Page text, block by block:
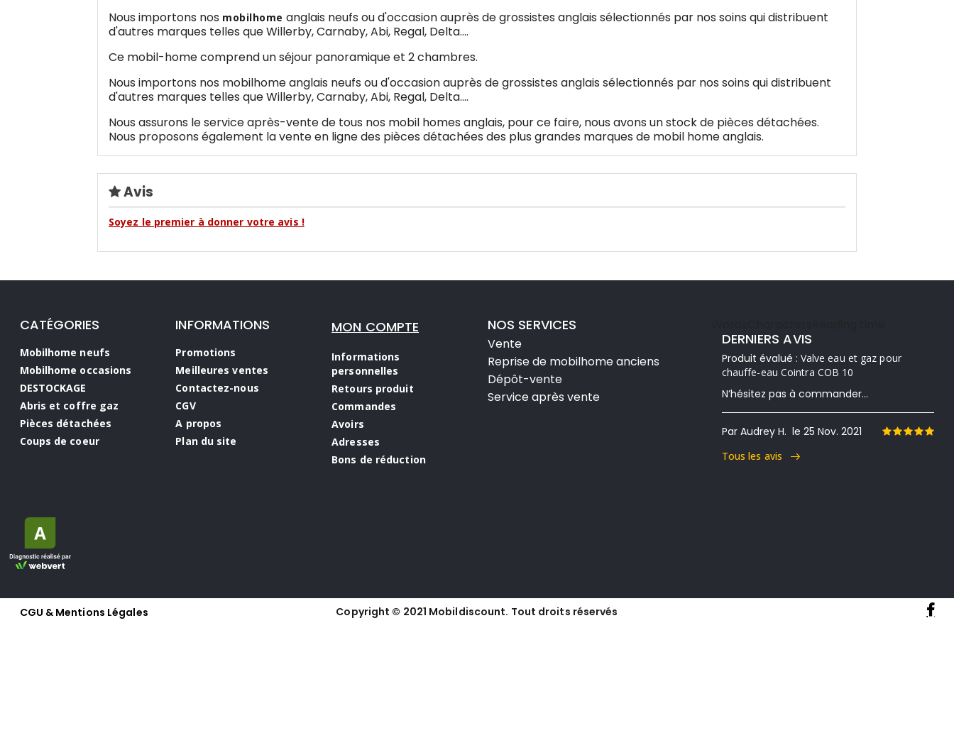
Nous importons nos mobilhome anglais neufs ou d'occasion auprès de grossistes anglais sélectionnés par nos soins qui distribuent
d'autres marques telles que Willerby, Carnaby, Abi, Regal, Delta....
Ce mobil-home comprend un séjour panoramique et 2 chambres.
Nous importons nos mobilhome anglais neufs ou d'occasion auprès de grossistes anglais sélectionnés par nos soins qui distribuent
d'autres marques telles que Willerby, Carnaby, Abi, Regal, Delta....
Nous assurons le service après-vente de tous nos mobil homes anglais, pour ce faire, nous avons un stock de pièces détachées.
Nous proposons également la vente en ligne des pièces détachées des plus grandes marques de mobil home anglais.
Avis
Soyez le premier à donner votre avis !
CATÉGORIES
Mobilhome neufs
Mobilhome occasions
DESTOCKAGE
Abris et coffre gaz
Pièces détachées
Coups de coeur
INFORMATIONS
Promotions
Meilleures ventes
Contactez-nous
CGV
A propos
Plan du site
MON COMPTE
Informations
personnelles
Retours produit
Commandes
Avoirs
Adresses
Bons de réduction
NOS SERVICES
Vente
Reprise de mobilhome anciens
Dépôt-vente
Service après vente
DERNIERS AVIS
Produit évalué : Valve eau et gaz pour
chauffe-eau Cointra COB 10
N’hésitez pas à commander...
Par Audrey H. le 25 Nov. 2021
Tous les avis
CGU & Mentions Légales Copyright © 2021 Mobildiscount. Tout droits réservés